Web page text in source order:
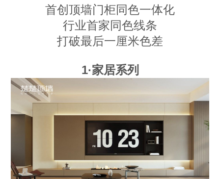
首创顶墙门柜同色一体化
行业首家同色线条
打破最后一厘米色差
1·家居系列